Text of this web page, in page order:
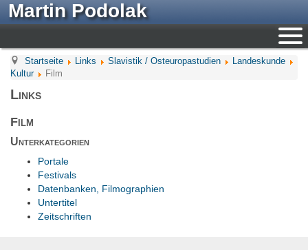
Martin Podolak
Startseite Links Slavistik / Osteuropastudien
Landeskunde
Kultur
Film
Links
Film
Unterkategorien
Portale
Festivals
Datenbanken, Filmographien
Untertitel
Zeitschriften